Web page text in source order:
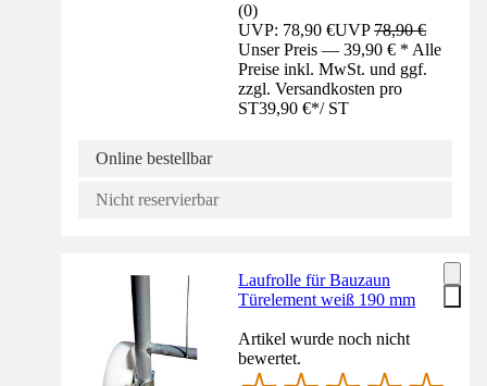
(0)
UVP: 78,90 €UVP78,90 €
Unser Preis — 39,90 € * Alle
Preise inkl. MwSt. und ggf.
zzgl. Versandkosten pro
ST39,90 €*/ ST
Online bestellbar
Nicht reservierbar
Laufrolle für Bauzaun
Türelement weiß 190 mm
Artikel wurde noch nicht
bewertet.